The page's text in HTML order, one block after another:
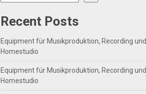
Recent Posts
Equipment für Musikproduktion, Recording und
Homestudio
Equipment für Musikproduktion, Recording und
Homestudio